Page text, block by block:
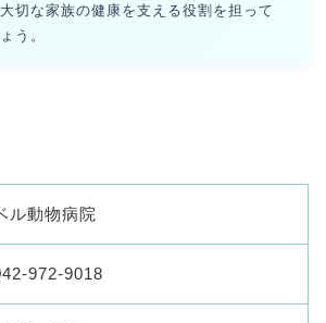
切な家族の健康を支える役割を担って
う。
ル動物病院
972-9018